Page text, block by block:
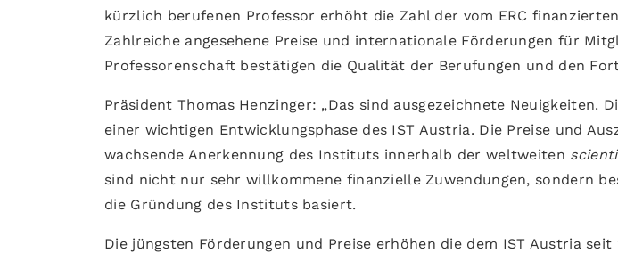
kürzlich berufenen Professor erhöht die Zahl der vom ERC
Zahlreiche angesehene Preise und internationale Förderungen für
Professorenschaft bestätigen die Qualität der Berufungen und den
Präsident Thomas Henzinger: „Das sind ausgezeichnete Neuigkeiten.
einer wichtigen Entwicklungsphase des IST Austria. Die Preise und
wachsende Anerkennung des Instituts innerhalb der weltweiten
sind nicht nur sehr willkommene finanzielle Zuwendungen, sondern
die Gründung des Instituts basiert.
Die jüngsten Förderungen und Preise erhöhen die dem IST Austria seit